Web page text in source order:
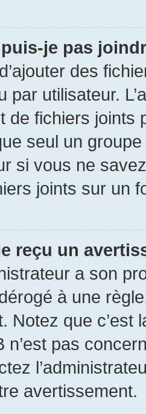
je pas
des
par utilisateur.
de fichiers
seul un
si vous ne
joints sur un
reçu un
a son
à une
Notez que c’est
n’est pas
avertissement.